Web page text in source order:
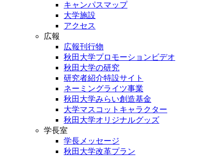
キャンパスマップ
大学施設
アクセス
広報
広報刊行物
秋田大学プロモーションビデオ
秋田大学の研究
研究者紹介特設サイト
ネーミングライツ事業
秋田大学みらい創造基金
大学マスコットキャラクター
秋田大学オリジナルグッズ
学長室
学長メッセージ
秋田大学改革プラン